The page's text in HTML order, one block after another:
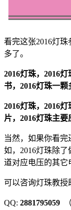
看完这张2016灯
多了。
2016灯珠，2016
书，2016灯珠一颗
2016灯珠，2016
片，2016灯珠主要
当然，如果你看完
如，2016灯珠除了
道对应电压的其它
可以咨询灯珠教授
QQ: 2881795059